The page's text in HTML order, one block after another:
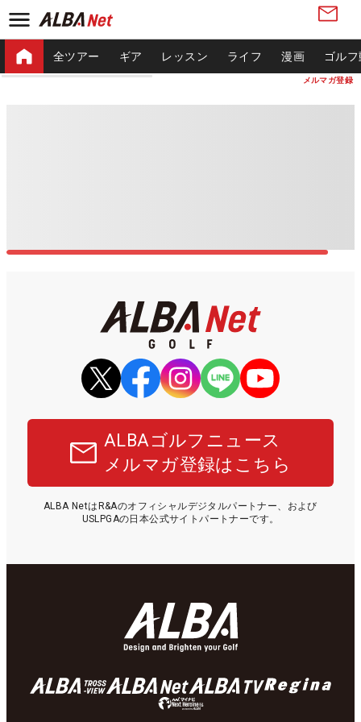
メルマガ登録
全ツアー ギア レッスン ライフ 漫画 ゴル
ALBAゴルフニュース
メルマガ登録はこちら
ALBA NetはR&Aのオフィシャルデジタルパートナー、および
USLPGAの日本公式サイトパートナーです。